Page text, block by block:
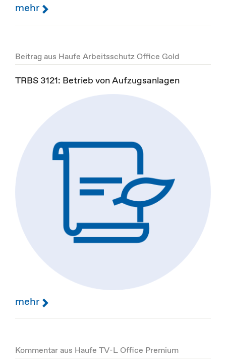
mehr
Beitrag aus Haufe Arbeitsschutz Office Gold
TRBS 3121: Betrieb von Aufzugsanlagen
mehr
Kommentar aus Haufe TV-L Office Premium